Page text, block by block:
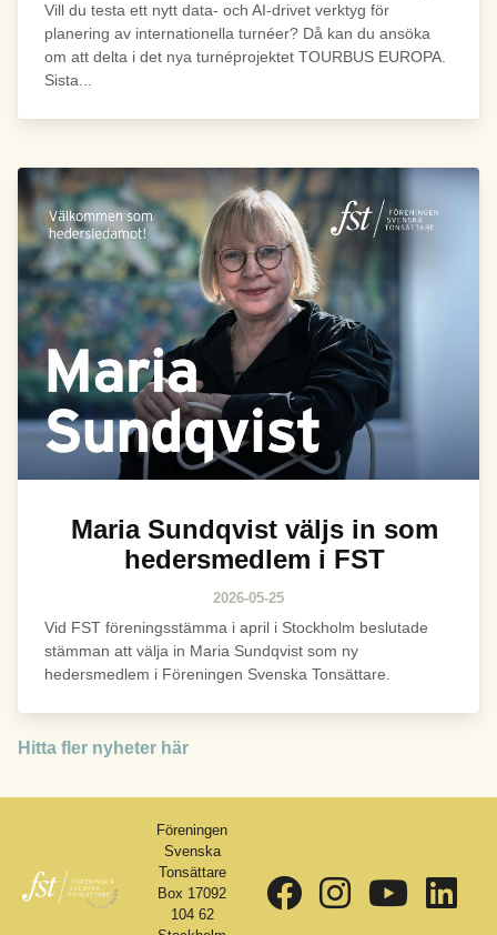
Vill du testa ett nytt data- och AI-drivet verktyg för
planering av internationella turnéer? Då kan du ansöka
om att delta i det nya turnéprojektet TOURBUS EUROPA.
Sista...
Bild
Maria Sundqvist väljs in som
hedersmedlem i FST
2026-05-25
Vid FST föreningsstämma i april i Stockholm beslutade
stämman att välja in Maria Sundqvist som ny
hedersmedlem i Föreningen Svenska Tonsättare.
Hitta fler nyheter här
Föreningen
Svenska
Tonsättare
Box 17092
104 62